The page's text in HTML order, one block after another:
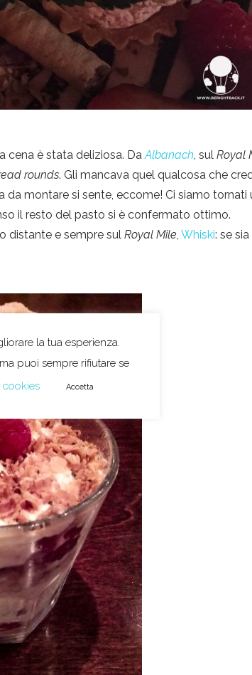
cena è stata deliziosa. DaAlbanach, sulRoyal
rounds. Gli mancava quel qualcosa che
da montare si sente, eccome! Ci siamo tornati
il resto del pasto si è confermato ottimo.
distante e sempre sulRoyal Mile,Whiski: se
la tua esperienza.
puoi sempre rifiutare se
cookies Accetta